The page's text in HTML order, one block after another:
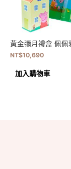
黃金彌月禮盒 佩佩
NT$10,690
加入購物車